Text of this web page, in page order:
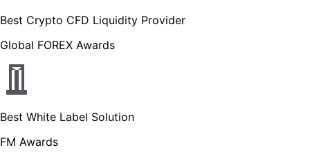
Best Crypto CFD Liquidity Provider
Global FOREX Awards
Best White Label Solution
FM Awards